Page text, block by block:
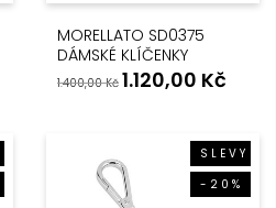
MORELLATO SD0375
DÁMSKÉ KLÍČENKY
1.400,00Kč 1.120,00 Kč
SLEVY
-20%